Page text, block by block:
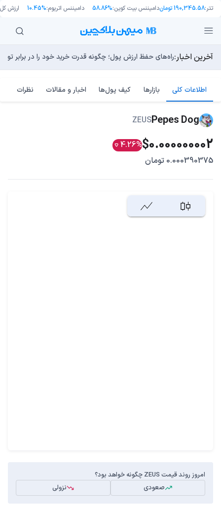
تتر:190,345.58 تومان دامیننس بیت کوین:58.86% دامیننس اتریوم:10.45% ارزش کل
آخرین اخبار:بلاکچین بیت کوین به دلیل فورک «BIP-110» رسما دو شاخه شد!
راه‌های حفظ ارزش پول؛ چگونه قدرت خرید خود را در برابر
طرح جدید EIP-8363: آیا کاهش پاداش استیکینگ به ضرر اتریوم تمام می‌شود؟
چرا هوش مصنوعی اکنون در کوتاه‌مدت تهدیدی فوری‌تر از
مایکل ترپین: متاسفم، بیت‌کوین به سمت ۴۳,۵۰۰ دلار در حال سقوط است
اطلاعات کلی بازارها کیف پول‌ها اخبار و مقالات نظرات
Pepes Dog
ZEUS
$0.000000002
4.26%
0.000390375 تومان
امروز روند قیمت ZEUS چگونه خواهد بود؟
صعودی
نزولی